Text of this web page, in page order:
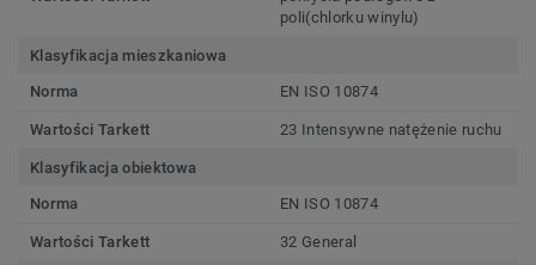
poli(chlorku winylu)
Klasyfikacja mieszkaniowa
Norma
EN ISO 10874
Wartości Tarkett 23 Intensywne natężenie ruchu
Klasyfikacja obiektowa
Norma
EN ISO 10874
Wartości Tarkett 32 General